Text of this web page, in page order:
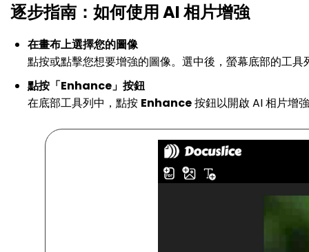
逐步指南：如何使用 AI 相片增強
在畫布上選擇您的圖像
點按或點擊您想要增強的圖像。選中後，螢幕底部的工具
點按「Enhance」按鈕
在底部工具列中，點按 Enhance按鈕以開啟 AI 相片增